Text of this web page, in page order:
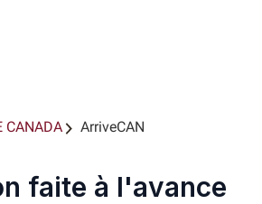
CANADA ArriveCAN
faite à l'avance